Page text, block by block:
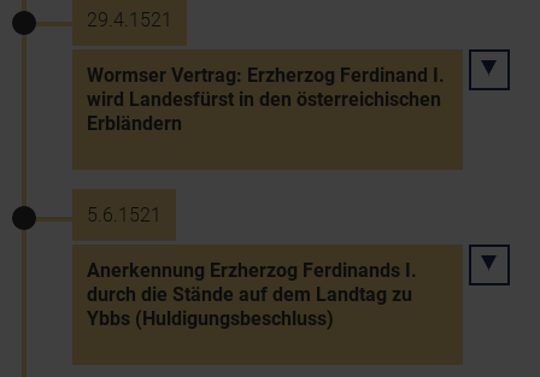
29.4.1521
Wormser Vertrag: Erzherzog Ferdinand I.
wird Landesfürst in den österreichischen
Erbländern
5.6.1521
Anerkennung Erzherzog Ferdinands I.
durch die Stände auf dem Landtag zu
Ybbs (Huldigungsbeschluss)